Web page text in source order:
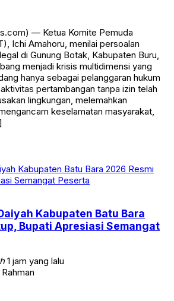
— Ketua Komite Pemuda
Ichi Amahoru, menilai persoalan
di Gunung Botak, Kabupaten Buru,
menjadi krisis multidimensi yang
hanya sebagai pelanggaran hukum
pertambangan tanpa izin telah
lingkungan, melemahkan
keselamatan masyarakat,
Kabupaten Batu Bara
Bupati Apresiasi Semangat
1 jam yang lalu
Rahman